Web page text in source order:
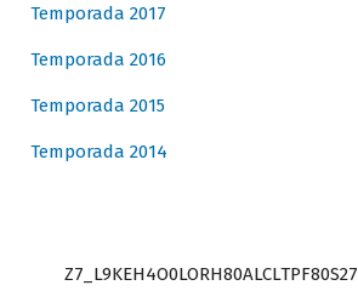
Temporada 2017
Temporada 2016
Temporada 2015
Temporada 2014
Z7_L9KEH4O0LORH80ALCLTPF80S27